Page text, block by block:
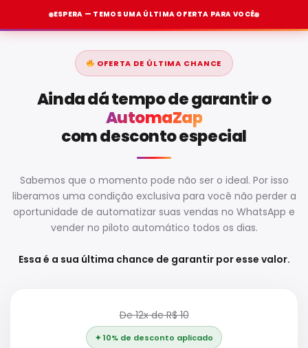
ESPERA — TEMOS UMA ÚLTIMA OFERTA PARA VOCÊ
OFERTA DE ÚLTIMA CHANCE
Ainda dá tempo de garantir o
AutomaZap
com desconto especial
Sabemos que o momento pode não ser o ideal. Por isso
liberamos uma condição exclusiva para você não perder a
oportunidade de automatizar suas vendas no WhatsApp e
vender no piloto automático todos os dias.
Essa é a sua última chance de garantir por esse valor.
De 12x de R$ 10
✦ 10% de desconto aplicado